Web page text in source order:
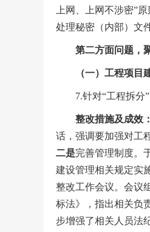
上网、上网不涉密”
处理秘密（内部）文
第二方面问题，聚
（一）工程项目建
7.针对“工程拆分”
整改措施及成效 ：
话，强调要加强对工
二是完善管理制度。
建设管理相关规定实
整改工作会议。会议
标法》，指出相关负
步增强了相关人员法